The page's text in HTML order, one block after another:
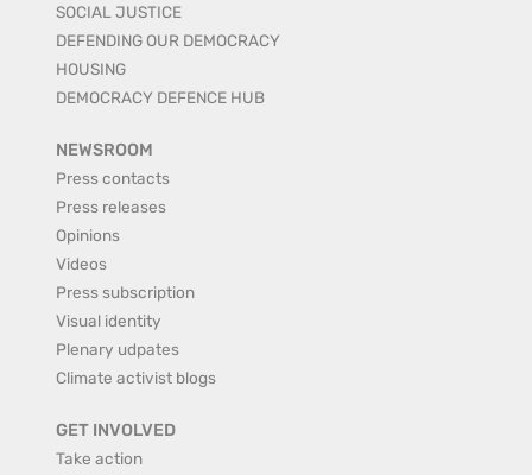
SOCIAL JUSTICE
DEFENDING OUR DEMOCRACY
HOUSING
DEMOCRACY DEFENCE HUB
NEWSROOM
Press contacts
Press releases
Opinions
Videos
Press subscription
Visual identity
Plenary udpates
Climate activist blogs
GET INVOLVED
Take action